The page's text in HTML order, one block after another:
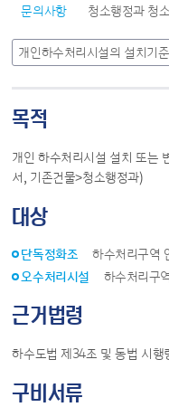
문의사항 청소행정과 청
개인하수처리시설의 설치기준
목적
개인 하수처리시설 설치 또는
서, 기존건물>청소행정과)
대상
단독정화조
하수처리구역
오수처리시설
하수처리구
근거법령
하수도법 제34조 및 동법 시행
구비서류